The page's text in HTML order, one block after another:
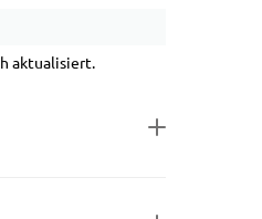
aktualisiert.